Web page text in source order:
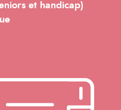
et handicap)